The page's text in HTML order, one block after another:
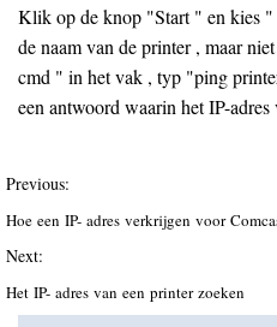
Klik op de knop "Start " en kies
de naam van de printer , maar
cmd " in het vak , typ "ping
een antwoord waarin het IP-
Previous:
Hoe een IP- adres verkrijgen voor
Next:
Het IP- adres van een printer zoeken